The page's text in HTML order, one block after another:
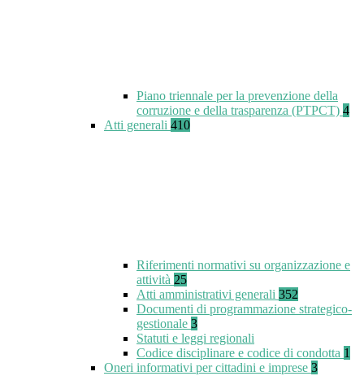
Piano triennale per la prevenzione della
corruzione e della trasparenza (PTPCT) 4
Atti generali 410
Riferimenti normativi su organizzazione e
attività 25
Atti amministrativi generali 352
Documenti di programmazione strategico-
gestionale 3
Statuti e leggi regionali
Codice disciplinare e codice di condotta 1
Oneri informativi per cittadini e imprese 3